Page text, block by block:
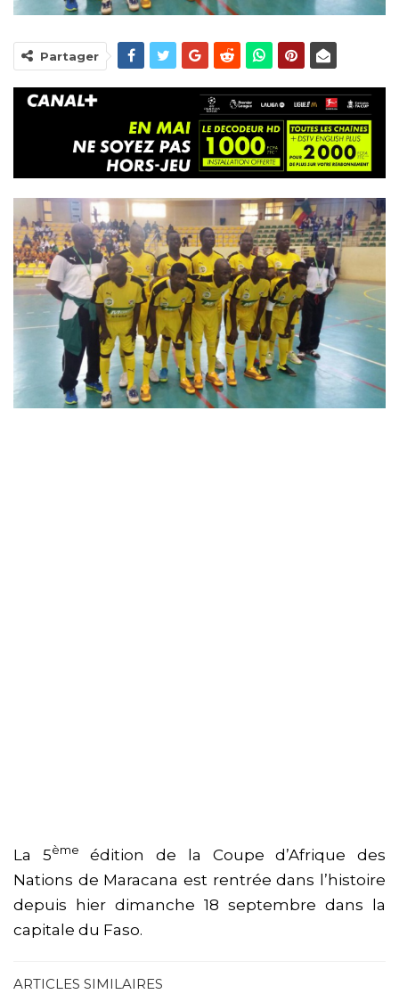
Partager
La 5ème
édition de la Coupe d’Afrique des
Nations de Maracana est rentrée dans l’histoire
depuis hier dimanche 18 septembre dans la
capitale du Faso.
ARTICLES SIMILAIRES